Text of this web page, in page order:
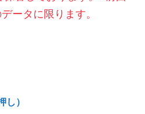
ータに限ります。
）